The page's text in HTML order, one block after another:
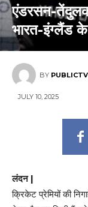
एंडरसन-
भारत-इंग्लैंड
BY
JULY 10, 2025
लंदन |
क्रिकेट प्रेमियों की